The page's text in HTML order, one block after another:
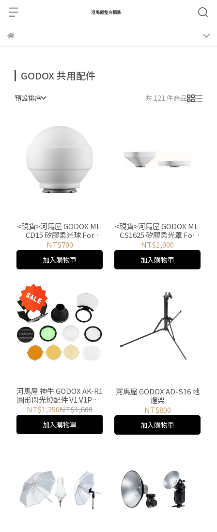
GODOX 共用配件
預設排序 共 121 件商品
<現貨>河馬屋 GODOX ML-
CD15 矽膠柔光球 For
ML30 ML30Bi ML60
ML60Bi
NT$700
加入購物車
<現貨>河馬屋 GODOX ML-
CS1625 矽膠柔光罩 For
ML30 ML30Bi ML60
ML60Bi
NT$1,000
加入購物車
河馬屋 神牛 GODOX AK-R1
圓形閃光燈配件 V1 V1PRO
V100 AD100Pro AD200Pro
AD200PROII
NT$1,250NT$1,800
加入購物車
河馬屋 GODOX AD-S16 地
燈架
NT$800
加入購物車